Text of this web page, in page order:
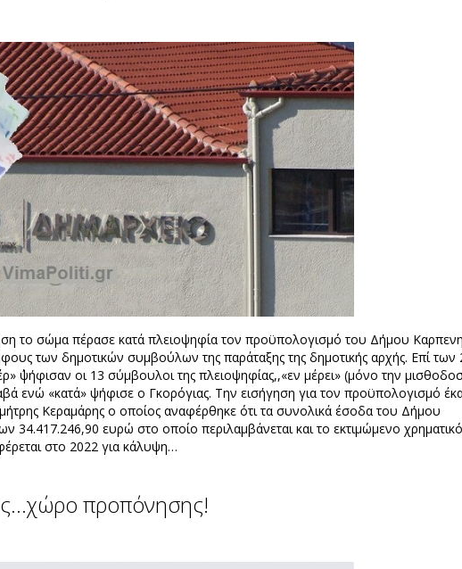
το σώμα πέρασε κατά πλειοψηφία τον προϋπολογισμό του Δήμου
των δημοτικών συμβούλων της παράταξης της δημοτικής αρχής. Επί των
΄ψήφισαν οι 13 σύμβουλοι της πλειοψηφίας,,«εν μέρει» (μόνο την
ενώ «κατά» ψήφισε ο Γκορόγιας. Την εισήγηση για τον προϋπολογισμό
Κεραμάρης ο οποίος αναφέρθηκε ότι τα συνολικά έσοδα του Δήμου
34.417.246,90 ευρώ στο οποίο περιλαμβάνεται και το εκτιμώμενο χρηματικό
στο 2022 για κάλυψη…
προπόνησης!